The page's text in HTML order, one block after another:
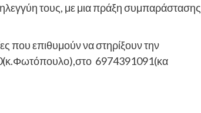
τους, με μια πράξη συμπαράστασης
που επιθυμούν να στηρίξουν την
6974391091(κα